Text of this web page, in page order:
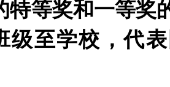
特等奖和一等奖
级至学校，代